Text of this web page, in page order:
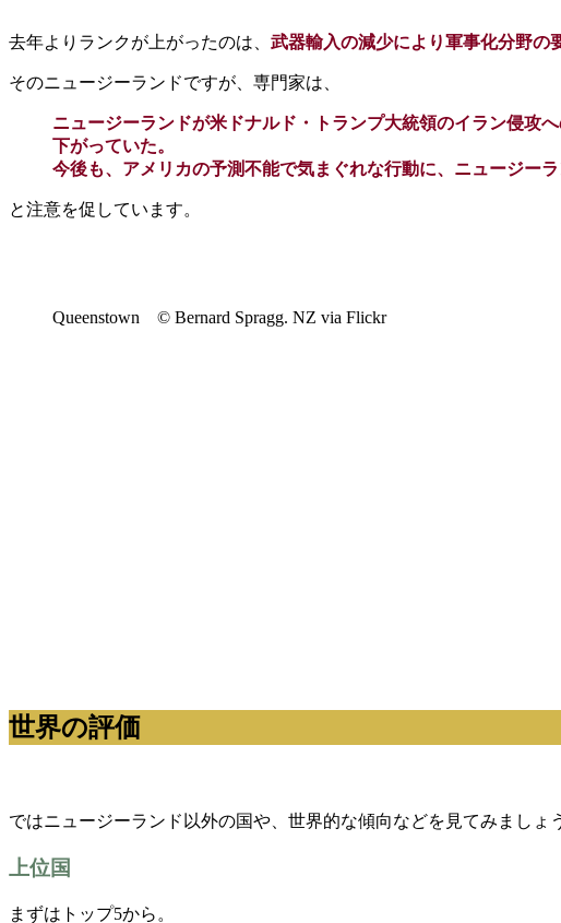
去年よりランクが上がったのは、 武器輸入の減少により軍事化分野の
そのニュージーランドですが、専門家は、
ニュージーランドが米ドナルド・トランプ大統領のイラン侵攻
下がっていた。
今後も、アメリカの予測不能で気まぐれな行動に、ニュージー
と注意を促しています。
Queenstown © Bernard Spragg. NZ via Flickr
世界の評価
ではニュージーランド以外の国や、世界的な傾向などを見てみましょ
上位国
まずはトップ5から。